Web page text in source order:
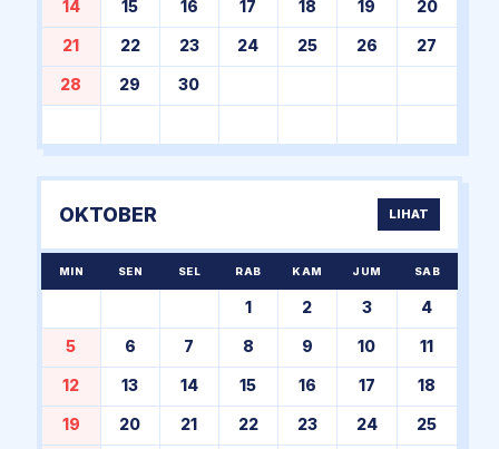
14 15 16 17 18 19 20
21 22 23 24 25 26 27
28 29 30
OKTOBER LIHAT
MIN SEN SEL RAB KAM JUM SAB
1 2 3 4
5 6 7 8 9 10 11
12 13 14 15 16 17 18
19 20 21 22 23 24 25